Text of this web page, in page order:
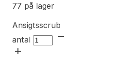
77 på lager
Ansigtsscrub
antal